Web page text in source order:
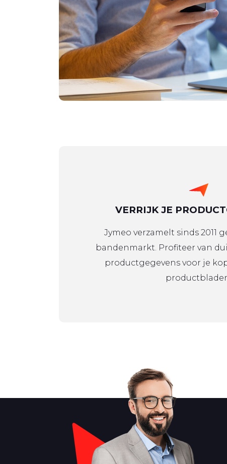
VERRIJK JE
Jymeo verzamelt sinds 2011
bandenmarkt. Profiteer van
productgegevens voor je